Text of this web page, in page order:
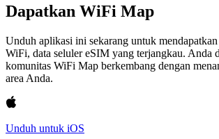
Dapatkan WiFi Map
Unduh aplikasi ini sekarang untuk
WiFi, data seluler eSIM yang terjangkau. Anda
komunitas WiFi Map berkembang dengan
area Anda.
Unduh untuk iOS